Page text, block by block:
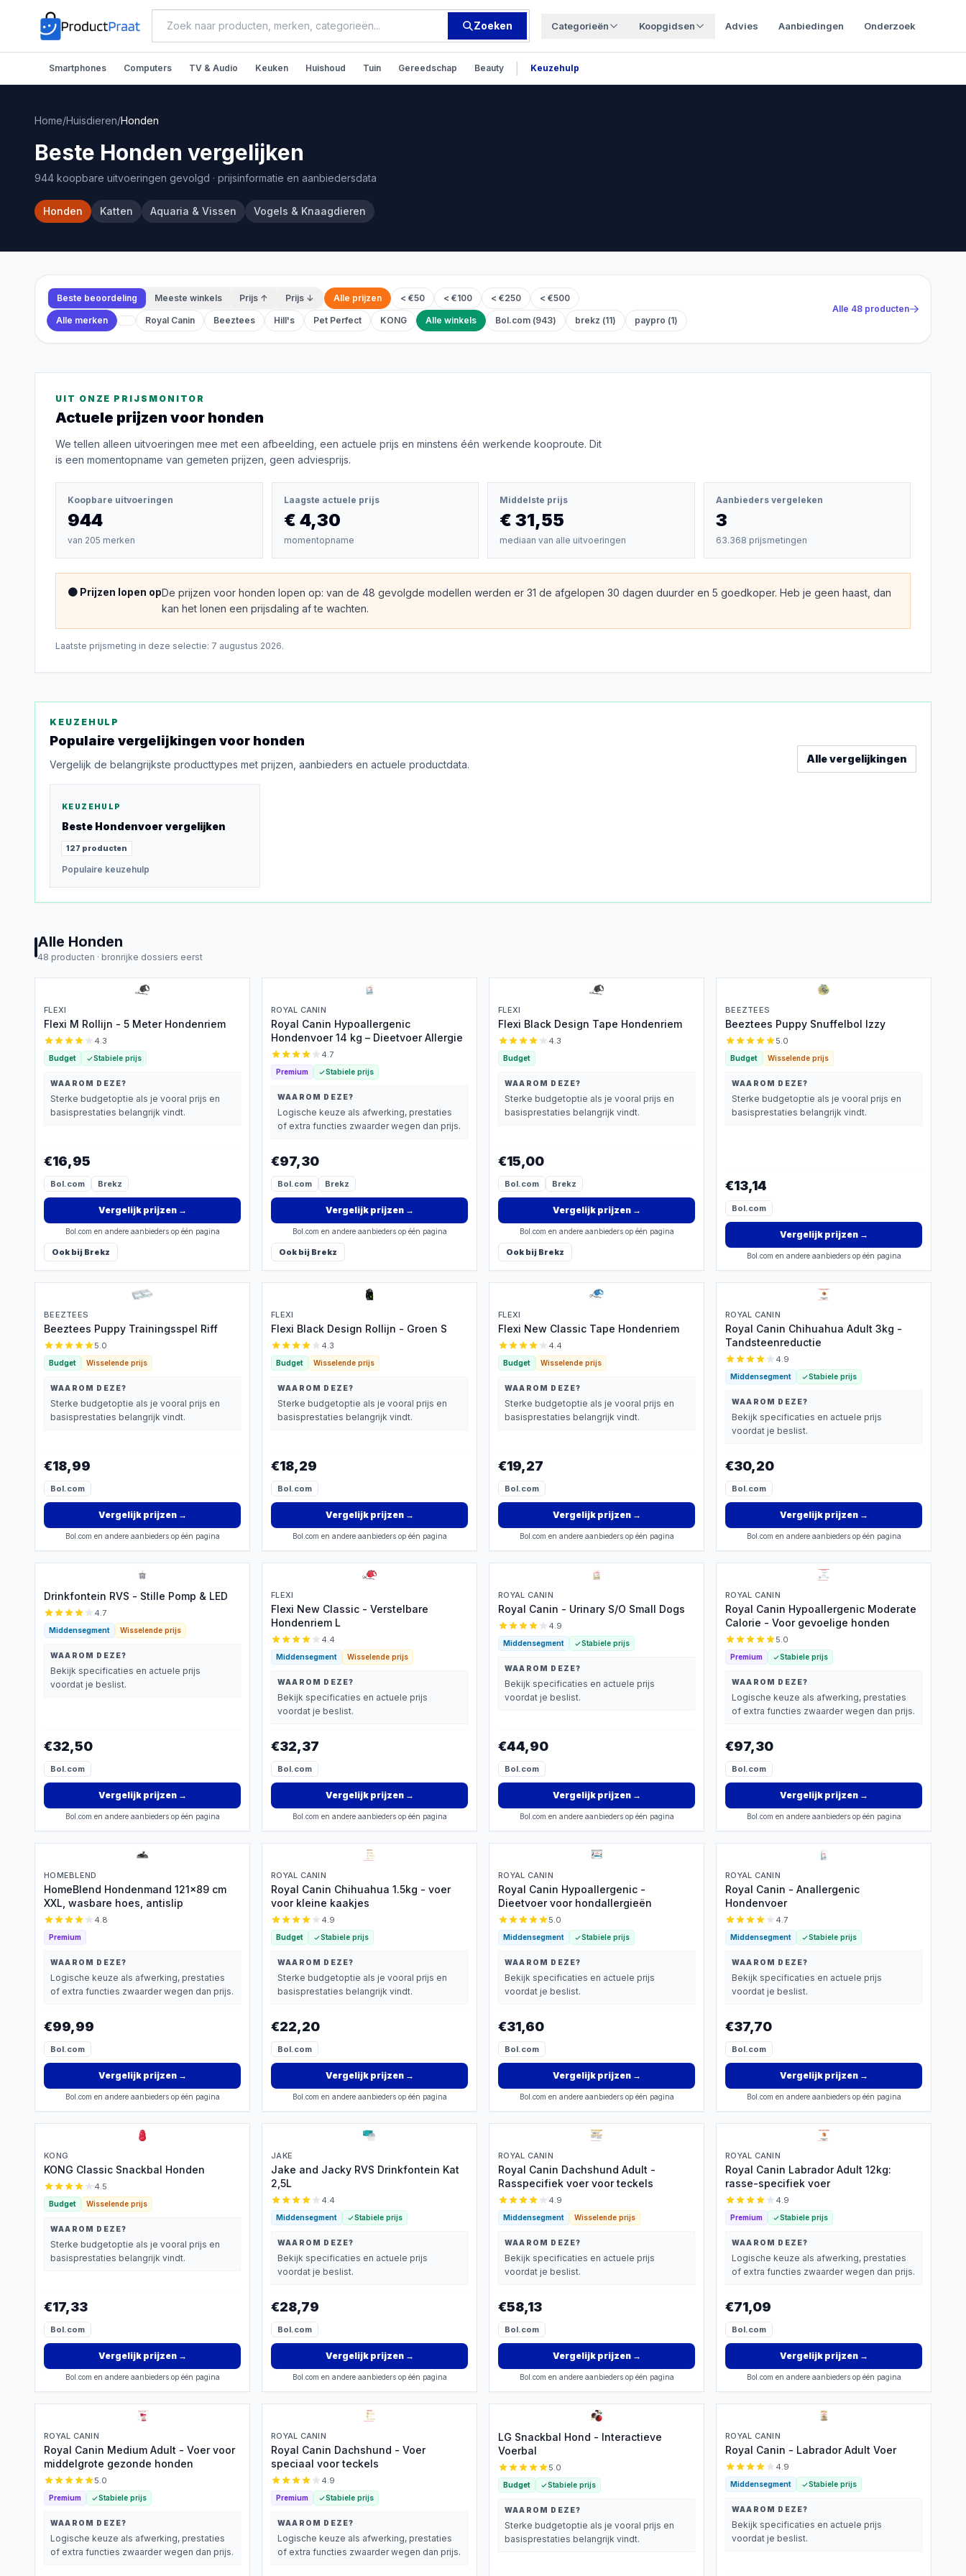
Zoeken Categorieën Koopgidsen Advies Aanbiedingen Onderzoek
Smartphones Computers TV & Audio Keuken Huishoud Tuin Gereedschap Beauty Keuzehulp
Home/Huisdieren/Honden
Beste Honden vergelijken
944 koopbare uitvoeringen gevolgd · prijsinformatie en aanbiedersdata
Honden Katten Aquaria & Vissen Vogels & Knaagdieren
Beste beoordeling Meeste winkels Prijs ↑ Prijs ↓ Alle prijzen < €50 < €100 < €250 < €500
Alle merken Royal Canin Beeztees Hill's Pet Perfect KONG Alle winkels Bol.com (943) brekz (11) paypro (1)
Alle 48 producten
UIT ONZE PRIJSMONITOR
Actuele prijzen voor honden
We tellen alleen uitvoeringen mee met een afbeelding, een actuele prijs en minstens één werkende kooproute. Dit
is een momentopname van gemeten prijzen, geen adviesprijs.
Koopbare uitvoeringen
944
van 205 merken
Laagste actuele prijs
€ 4,30
momentopname
Middelste prijs
€ 31,55
mediaan van alle uitvoeringen
Aanbieders vergeleken
3
63.368 prijsmetingen
🟠 Prijzen lopen opDe prijzen voor honden lopen op: van de 48 gevolgde modellen werden er 31 de afgelopen 30 dagen duurder en 5 goedkoper. Heb je geen haast, dan
kan het lonen een prijsdaling af te wachten.
Laatste prijsmeting in deze selectie: 7 augustus 2026.
KEUZEHULP
Populaire vergelijkingen voor honden
Vergelijk de belangrijkste producttypes met prijzen, aanbieders en actuele productdata. Alle vergelijkingen
KEUZEHULP
Beste Hondenvoer vergelijken
127 producten
Populaire keuzehulp
Alle Honden
48 producten · bronrijke dossiers eerst
FLEXI
Flexi M Rollijn - 5 Meter Hondenriem
4.3
Budget Stabiele prijs
WAAROM DEZE?
Sterke budgetoptie als je vooral prijs en
basisprestaties belangrijk vindt.
€16,95
Bol.com Brekz
Vergelijk prijzen→
Bol.com en andere aanbieders op één pagina
Ook bij Brekz
ROYAL CANIN
Royal Canin Hypoallergenic
Hondenvoer 14 kg – Dieetvoer Allergie
4.7
Premium Stabiele prijs
WAAROM DEZE?
Logische keuze als afwerking, prestaties
of extra functies zwaarder wegen dan prijs.
€97,30
Bol.com Brekz
Vergelijk prijzen→
Bol.com en andere aanbieders op één pagina
Ook bij Brekz
FLEXI
Flexi Black Design Tape Hondenriem
4.3
Budget
WAAROM DEZE?
Sterke budgetoptie als je vooral prijs en
basisprestaties belangrijk vindt.
€15,00
Bol.com Brekz
Vergelijk prijzen→
Bol.com en andere aanbieders op één pagina
Ook bij Brekz
BEEZTEES
Beeztees Puppy Snuffelbol Izzy
5.0
Budget Wisselende prijs
WAAROM DEZE?
Sterke budgetoptie als je vooral prijs en
basisprestaties belangrijk vindt.
€13,14
Bol.com
Vergelijk prijzen→
Bol.com en andere aanbieders op één pagina
BEEZTEES
Beeztees Puppy Trainingsspel Riff
5.0
Budget Wisselende prijs
WAAROM DEZE?
Sterke budgetoptie als je vooral prijs en
basisprestaties belangrijk vindt.
€18,99
Bol.com
Vergelijk prijzen→
Bol.com en andere aanbieders op één pagina
FLEXI
Flexi Black Design Rollijn - Groen S
4.3
Budget Wisselende prijs
WAAROM DEZE?
Sterke budgetoptie als je vooral prijs en
basisprestaties belangrijk vindt.
€18,29
Bol.com
Vergelijk prijzen→
Bol.com en andere aanbieders op één pagina
FLEXI
Flexi New Classic Tape Hondenriem
4.4
Budget Wisselende prijs
WAAROM DEZE?
Sterke budgetoptie als je vooral prijs en
basisprestaties belangrijk vindt.
€19,27
Bol.com
Vergelijk prijzen→
Bol.com en andere aanbieders op één pagina
ROYAL CANIN
Royal Canin Chihuahua Adult 3kg -
Tandsteenreductie
4.9
Middensegment Stabiele prijs
WAAROM DEZE?
Bekijk specificaties en actuele prijs
voordat je beslist.
€30,20
Bol.com
Vergelijk prijzen→
Bol.com en andere aanbieders op één pagina
Drinkfontein RVS - Stille Pomp & LED
4.7
Middensegment Wisselende prijs
WAAROM DEZE?
Bekijk specificaties en actuele prijs
voordat je beslist.
€32,50
Bol.com
Vergelijk prijzen→
Bol.com en andere aanbieders op één pagina
FLEXI
Flexi New Classic - Verstelbare
Hondenriem L
4.4
Middensegment Wisselende prijs
WAAROM DEZE?
Bekijk specificaties en actuele prijs
voordat je beslist.
€32,37
Bol.com
Vergelijk prijzen→
Bol.com en andere aanbieders op één pagina
ROYAL CANIN
Royal Canin - Urinary S/O Small Dogs
4.9
Middensegment Stabiele prijs
WAAROM DEZE?
Bekijk specificaties en actuele prijs
voordat je beslist.
€44,90
Bol.com
Vergelijk prijzen→
Bol.com en andere aanbieders op één pagina
ROYAL CANIN
Royal Canin Hypoallergenic Moderate
Calorie - Voor gevoelige honden
5.0
Premium Stabiele prijs
WAAROM DEZE?
Logische keuze als afwerking, prestaties
of extra functies zwaarder wegen dan prijs.
€97,30
Bol.com
Vergelijk prijzen→
Bol.com en andere aanbieders op één pagina
HOMEBLEND
HomeBlend Hondenmand 121x89 cm
XXL, wasbare hoes, antislip
4.8
Premium
WAAROM DEZE?
Logische keuze als afwerking, prestaties
of extra functies zwaarder wegen dan prijs.
€99,99
Bol.com
Vergelijk prijzen→
Bol.com en andere aanbieders op één pagina
ROYAL CANIN
Royal Canin Chihuahua 1.5kg - voer
voor kleine kaakjes
4.9
Budget Stabiele prijs
WAAROM DEZE?
Sterke budgetoptie als je vooral prijs en
basisprestaties belangrijk vindt.
€22,20
Bol.com
Vergelijk prijzen→
Bol.com en andere aanbieders op één pagina
ROYAL CANIN
Royal Canin Hypoallergenic -
Dieetvoer voor hondallergieën
5.0
Middensegment Stabiele prijs
WAAROM DEZE?
Bekijk specificaties en actuele prijs
voordat je beslist.
€31,60
Bol.com
Vergelijk prijzen→
Bol.com en andere aanbieders op één pagina
ROYAL CANIN
Royal Canin - Anallergenic
Hondenvoer
4.7
Middensegment Stabiele prijs
WAAROM DEZE?
Bekijk specificaties en actuele prijs
voordat je beslist.
€37,70
Bol.com
Vergelijk prijzen→
Bol.com en andere aanbieders op één pagina
KONG
KONG Classic Snackbal Honden
4.5
Budget Wisselende prijs
WAAROM DEZE?
Sterke budgetoptie als je vooral prijs en
basisprestaties belangrijk vindt.
€17,33
Bol.com
Vergelijk prijzen→
Bol.com en andere aanbieders op één pagina
JAKE
Jake and Jacky RVS Drinkfontein Kat
2,5L
4.4
Middensegment Stabiele prijs
WAAROM DEZE?
Bekijk specificaties en actuele prijs
voordat je beslist.
€28,79
Bol.com
Vergelijk prijzen→
Bol.com en andere aanbieders op één pagina
ROYAL CANIN
Royal Canin Dachshund Adult -
Rasspecifiek voer voor teckels
4.9
Middensegment Wisselende prijs
WAAROM DEZE?
Bekijk specificaties en actuele prijs
voordat je beslist.
€58,13
Bol.com
Vergelijk prijzen→
Bol.com en andere aanbieders op één pagina
ROYAL CANIN
Royal Canin Labrador Adult 12kg:
rasse-specifiek voer
4.9
Premium Stabiele prijs
WAAROM DEZE?
Logische keuze als afwerking, prestaties
of extra functies zwaarder wegen dan prijs.
€71,09
Bol.com
Vergelijk prijzen→
Bol.com en andere aanbieders op één pagina
ROYAL CANIN
Royal Canin Medium Adult - Voer voor
middelgrote gezonde honden
5.0
Premium Stabiele prijs
WAAROM DEZE?
Logische keuze als afwerking, prestaties
of extra functies zwaarder wegen dan prijs.
ROYAL CANIN
Royal Canin Dachshund - Voer
speciaal voor teckels
4.9
Premium Stabiele prijs
WAAROM DEZE?
Logische keuze als afwerking, prestaties
of extra functies zwaarder wegen dan prijs.
LG Snackbal Hond - Interactieve
Voerbal
5.0
Budget Stabiele prijs
WAAROM DEZE?
Sterke budgetoptie als je vooral prijs en
basisprestaties belangrijk vindt.
ROYAL CANIN
Royal Canin - Labrador Adult Voer
4.9
Middensegment Stabiele prijs
WAAROM DEZE?
Bekijk specificaties en actuele prijs
voordat je beslist.